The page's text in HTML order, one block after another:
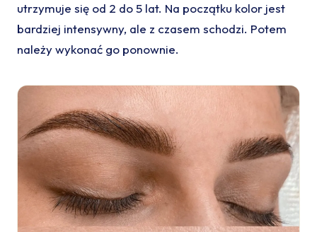
utrzymuje się od 2 do 5 lat. Na początku kolor jest
bardziej intensywny, ale z czasem schodzi. Potem
należy wykonać go ponownie.